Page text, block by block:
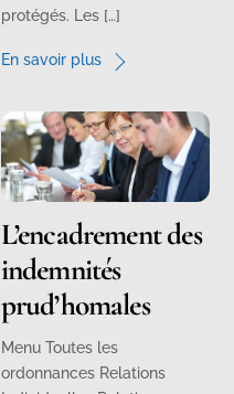
protégés. Les […]
En savoir plus
L’encadrement des
indemnités
prud’homales
Menu Toutes les
ordonnances Relations